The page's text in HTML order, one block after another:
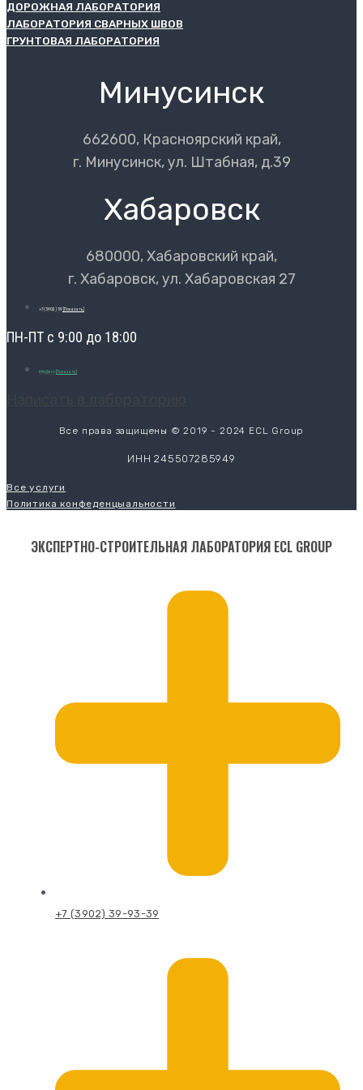
ДОРОЖНАЯ ЛАБОРАТОРИЯ
ЛАБОРАТОРИЯ СВАРНЫХ ШВОВ
ГРУНТОВАЯ ЛАБОРАТОРИЯ
Минусинск
662600, Красноярский край,
г. Минусинск, ул. Штабная, д.39
Хабаровск
680000, Хабаровский край,
г. Хабаровск, ул. Хабаровская 27
+7 (3902) 39 [Показать]
ПН-ПТ с 9:00 до 18:00
info@ecl- [Показать]
Все права защищены © 2019 - 2024 ECL Group
ИНН 245507285949
Все услуги
Политика конфеденцыальности
ЭКСПЕРТНО-СТРОИТЕЛЬНАЯ ЛАБОРАТОРИЯ ECL GROUP
+7 (3902) 39-93-39